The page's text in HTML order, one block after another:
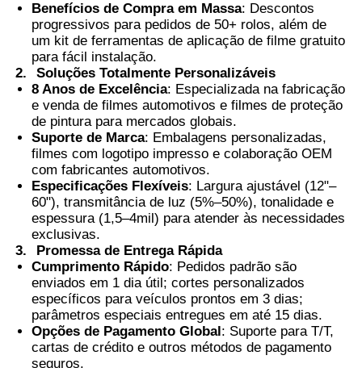
Película PDLC inteligente
Tinta Nanocerâmica transparente
Película fotocromática
Tinta para janelas de automóveis
Vidro Pdlc inteligente
Película PNLC
Camada Intermediária PVB para Vidro Laminado
Benefícios de Compra em Massa: Descontos
progressivos para pedidos de 50+ rolos, além de
um kit de ferramentas de aplicação de filme gratuito
para fácil instalação.
2.
Soluções Totalmente Personalizáveis
8 Anos de Excelência: Especializada na fabricação
e venda de filmes automotivos e filmes de proteção
de pintura para mercados globais.
Suporte de Marca: Embalagens personalizadas,
filmes com logotipo impresso e colaboração OEM
com fabricantes automotivos.
Especificações Flexíveis: Largura ajustável (12"–
60"), transmitância de luz (5%–50%), tonalidade e
espessura (1,5–4mil) para atender às necessidades
exclusivas.
3.
Promessa de Entrega Rápida
Cumprimento Rápido: Pedidos padrão são
enviados em 1 dia útil; cortes personalizados
específicos para veículos prontos em 3 dias;
parâmetros especiais entregues em até 15 dias.
Opções de Pagamento Global : Suporte para T/T,
cartas de crédito e outros métodos de pagamento
seguros.